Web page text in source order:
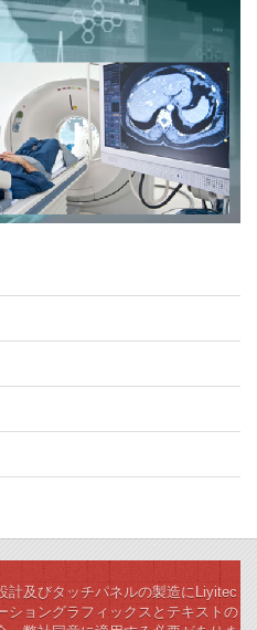
計及びタッチパネルの製造にLiyitec
ショングラフィックスとテキストの